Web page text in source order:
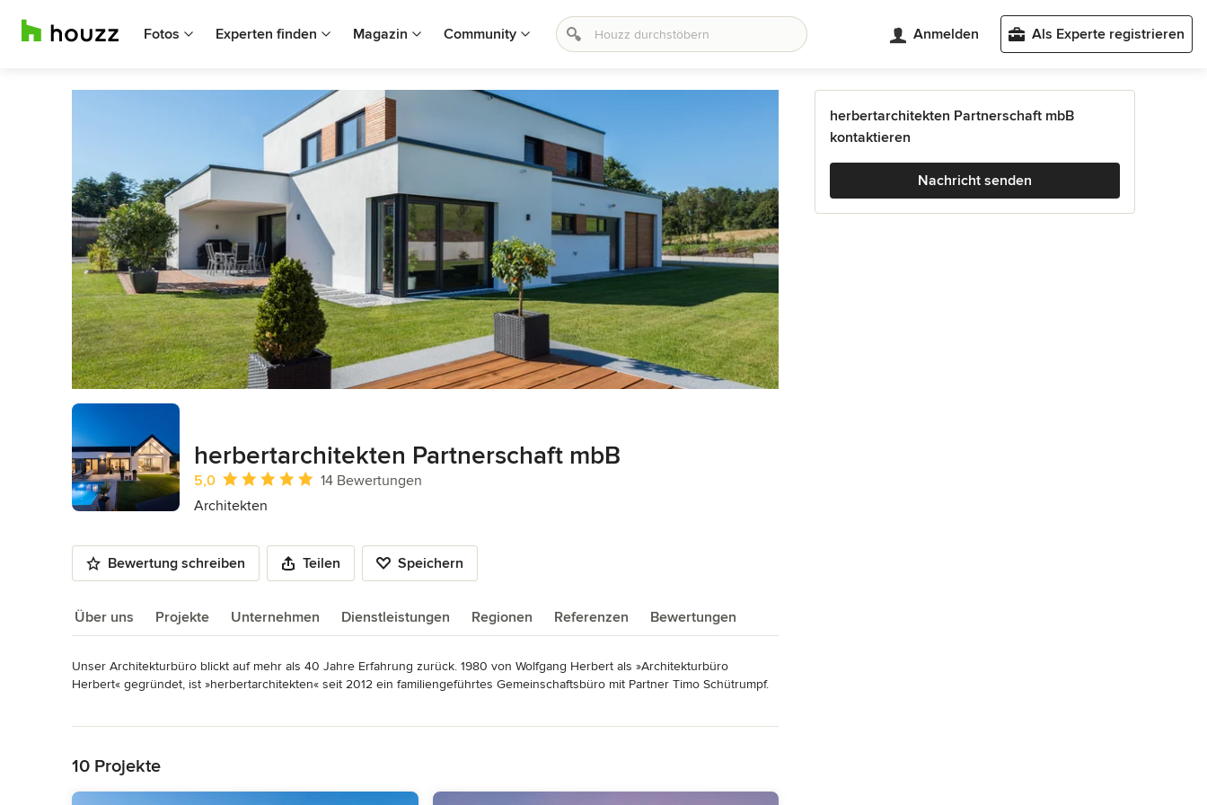
Fotos Experten finden Magazin Community Anmelden Als Experte registrieren
herbertarchitekten Partnerschaft mbB
Durchschnittliche Bewertung: 5 von 5 Sternen
5,0
14 Bewertungen
Architekten
Bewertung schreiben Teilen Speichern
Über uns Projekte Unternehmen Dienstleistungen Regionen Referenzen Bewertungen
Über uns
Unser Architekturbüro blickt auf mehr als 40 Jahre Erfahrung zurück. 1980 von Wolfgang Herbert als »Architekturbüro
Herbert« gegründet, ist »herbertarchitekten« seit 2012 ein familiengeführtes Gemeinschaftsbüro mit Partner Timo Schütrumpf.
Neben aller Individualität und Vielseitigkeit gibt es Elemente, die bei jedem Projekt gleich sind:
Eine reduzierte Formensprache und gestalterische Eigenständigkeit, Liebe zum Detail,
10 Projekte
herbertarchitekten Partnerschaft mbB
kontaktieren
Nachricht senden